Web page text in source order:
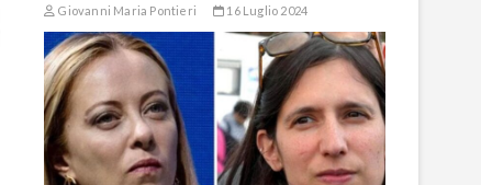
Giovanni Maria Pontieri 16 Luglio 2024